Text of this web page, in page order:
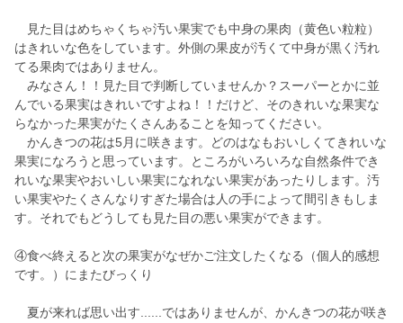
見た目はめちゃくちゃ汚い果実でも中身の果肉（黄色い粒粒）
はきれいな色をしています。外側の果皮が汚くて中身が黒く汚れ
てる果肉ではありません。
みなさん！！見た目で判断していませんか？スーパーとかに並
んでいる果実はきれいですよね！！だけど、そのきれいな果実な
らなかった果実がたくさんあることを知ってください。
かんきつの花は5月に咲きます。どのはなもおいしくてきれいな
果実になろうと思っています。ところがいろいろな自然条件でき
れいな果実やおいしい果実になれない果実があったりします。汚
い果実やたくさんなりすぎた場合は人の手によって間引きもしま
す。それでもどうしても見た目の悪い果実ができます。
④食べ終えると次の果実がなぜかご注文したくなる（個人的感想
です。）にまたびっくり
夏が来れば思い出す......ではありませんが、かんきつの花が咲き